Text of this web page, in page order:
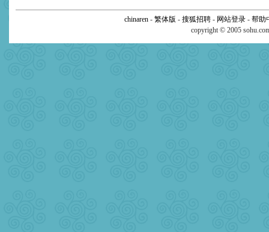
chinaren - 繁体版 - 搜狐招聘 - 网站登录 - 帮助
copyright © 2005